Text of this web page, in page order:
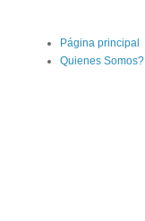
Página principal
Quienes Somos?